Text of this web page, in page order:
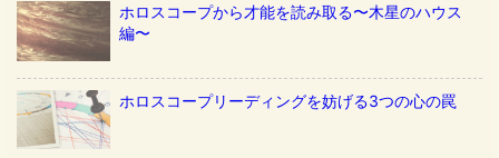
ホロスコープから才能を読み取る〜木星のハウス
編〜
ホロスコープリーディングを妨げる3つの心の罠